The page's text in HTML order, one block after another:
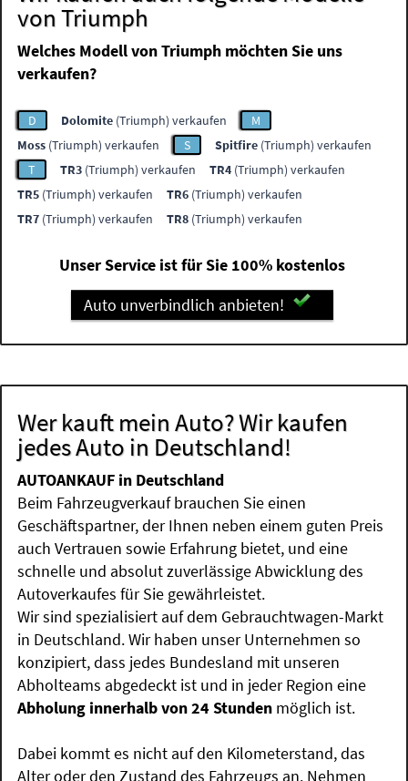
von Triumph
Welches Modell von Triumph möchten Sie uns
verkaufen?
D Dolomite (Triumph) verkaufen
M
Moss (Triumph) verkaufen S Spitfire (Triumph) verkaufen
T
TR3 (Triumph) verkaufen TR4 (Triumph) verkaufen
TR5 (Triumph) verkaufen TR6 (Triumph) verkaufen
TR7 (Triumph) verkaufen TR8 (Triumph) verkaufen
Unser Service ist für Sie 100% kostenlos
Auto unverbindlich anbieten!
Wer kauft mein Auto? Wir kaufen
jedes Auto in Deutschland!
AUTOANKAUF in Deutschland
Beim Fahrzeugverkauf brauchen Sie einen
Geschäftspartner, der Ihnen neben einem guten Preis
auch Vertrauen sowie Erfahrung bietet, und eine
schnelle und absolut zuverlässige Abwicklung des
Autoverkaufes für Sie gewährleistet.
Wir sind spezialisiert auf dem Gebrauchtwagen-Markt
in Deutschland. Wir haben unser Unternehmen so
konzipiert, dass jedes Bundesland mit unseren
Abholteams abgedeckt ist und in jeder Region eine
Abholung innerhalb von 24 Stunden möglich ist.
Dabei kommt es nicht auf den Kilometerstand, das
Alter oder den Zustand des Fahrzeugs an. Nehmen